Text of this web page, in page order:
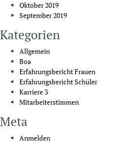
Oktober 2019
September 2019
Kategorien
Allgemein
Boa
Erfahrungsbericht Frauen
Erfahrungsbericht Schüler
Karriere 3
Mitarbeiterstimmen
Meta
Anmelden